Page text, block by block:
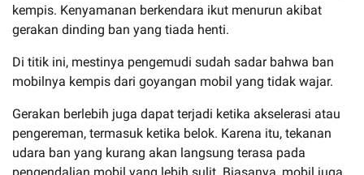
kempis. Kenyamanan berkendara ikut menurun akibat
gerakan dinding ban yang tiada henti.
Di titik ini, mestinya pengemudi sudah sadar bahwa ban
mobilnya kempis dari goyangan mobil yang tidak wajar.
Gerakan berlebih juga dapat terjadi ketika akselerasi atau
pengereman, termasuk ketika belok. Karena itu, tekanan
udara ban yang kurang akan langsung terasa pada
pengendalian mobil yang lebih sulit. Biasanya, mobil juga